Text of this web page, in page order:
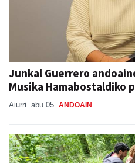
Junkal Guerrero
Musika Hamabostaldiko
Aiurri abu 05 ANDOAIN